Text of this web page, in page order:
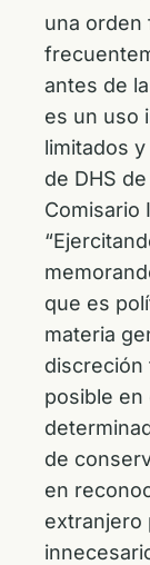
una orden
antes de
es un uso
limitados
de DHS
Comisario
que es
materia
discreción
posible en
de
en
extranjero